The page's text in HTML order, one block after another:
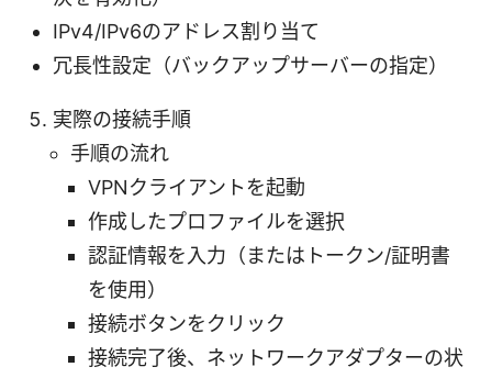
IPv4/IPv6のアドレス割り当て
冗長性設定（バックアップサーバーの指定）
実際の接続手順
手順の流れ
VPNクライアントを起動
作成したプロファイルを選択
認証情報を入力（またはトークン/証明書
を使用）
接続ボタンをクリック
接続完了後、ネットワークアダプターの状